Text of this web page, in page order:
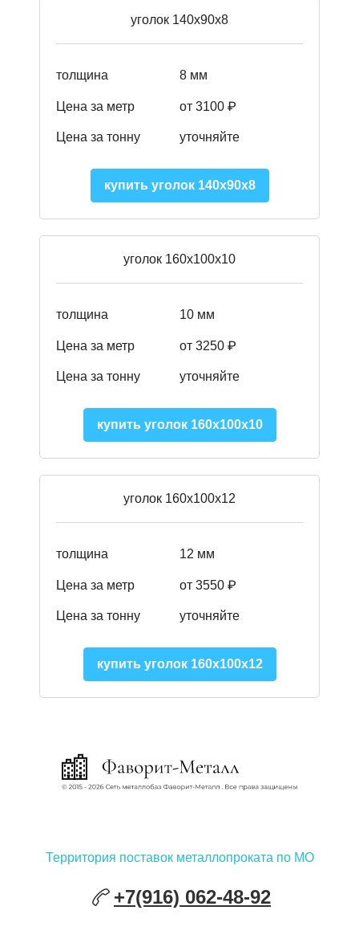
уголок 140х90х8
толщина 8 мм
Цена за метр от 3100 ₽
Цена за тонну уточняйте
купить уголок 140х90х8
уголок 160х100х10
толщина 10 мм
Цена за метр от 3250 ₽
Цена за тонну уточняйте
купить уголок 160х100х10
уголок 160х100х12
толщина 12 мм
Цена за метр от 3550 ₽
Цена за тонну уточняйте
купить уголок 160х100х12
Территория поставок металлопроката по МО
+7(916) 062-48-92